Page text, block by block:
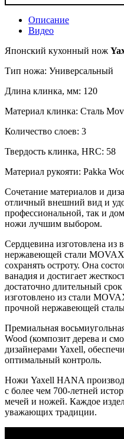
Описание
Видео
Японский кухонный нож
Тип ножа: Универсальный
Длина клинка, мм: 120
Материал клинка: Сталь
Количество слоев: 3
Твердость клинка, HRC: 58
Материал рукояти: Pakka
Сочетание материалов и
отличный внешний вид и
профессиональной, так и
ножи лучшим выбором.
Сердцевина изготовлена ​​из
нержавеющей стали
сохранять остроту. Она
ванадия и достигает
достаточно длительный
изготовлено из стали
прочной нержавеющей
Премиальная
Wood (композит дерева и
дизайнерами Yaxell,
оптимальный контроль.
Ножи Yaxell HANA
с более чем 700-летней
мечей и ножей. Каждое
уважающих традиции.